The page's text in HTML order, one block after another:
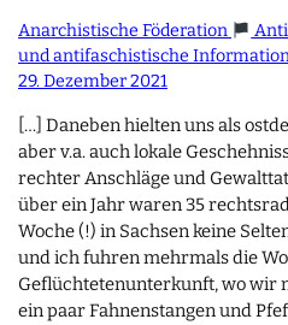
Anarchistische Föderation
und antifaschistische
29. Dezember 2021
[…] Daneben hielten uns als
aber v.a. auch lokale
rechter Anschläge und
über ein Jahr waren 35
Woche (!) in Sachsen keine
und ich fuhren mehrmals die
Geflüchtetenunterkunft, wo wir
ein paar Fahnenstangen und